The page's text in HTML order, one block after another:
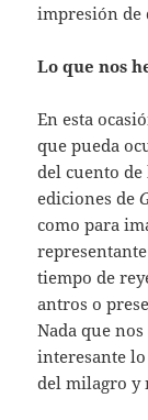
impresión de
Lo que nos
En esta
que pueda
del cuento
ediciones de
como para
tiempo de
antros o
Nada que
interesante
del milagro y